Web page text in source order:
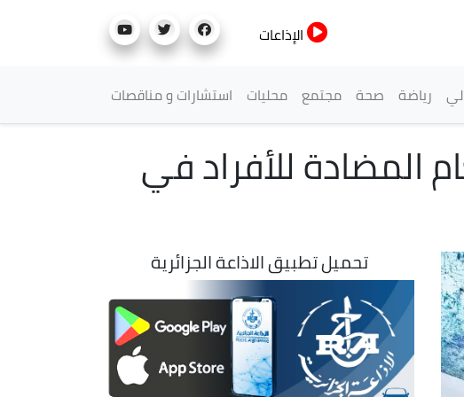
الإذاعات
رياضة صحة مجتمع محليات استشارات و مناقصات
المضادة للأفراد في
تحميل تطبيق الاذاعة الجزائرية